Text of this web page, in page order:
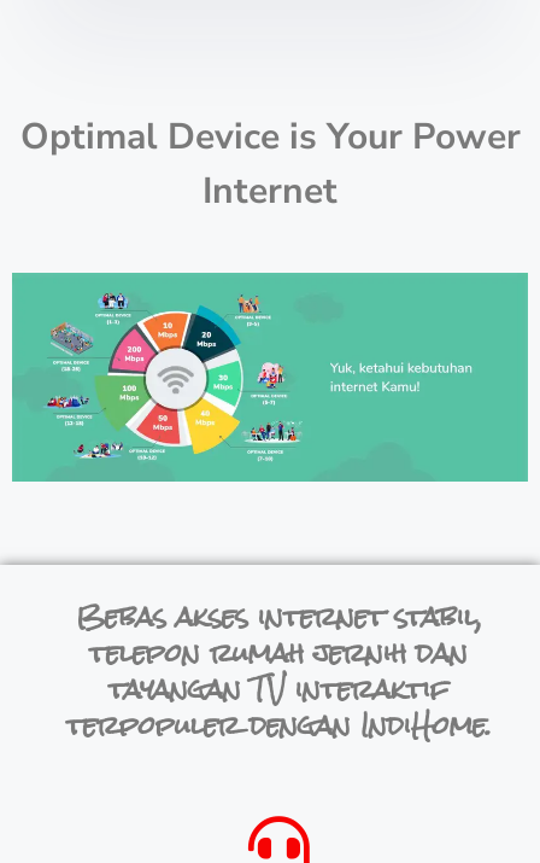
Optimal Device is Your Power
Internet
Bebas akses internet stabil,
telepon rumah jernih dan
tayangan TV interaktif
terpopuler dengan IndiHome.